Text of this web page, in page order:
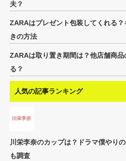
夫？
ZARAはプレゼント包装してくれる
きの方法
ZARAは取り置き期間は？他店舗商
る？
人気の記事ランキング
川栄李奈のカップは？ドラマ僕やり
も調査